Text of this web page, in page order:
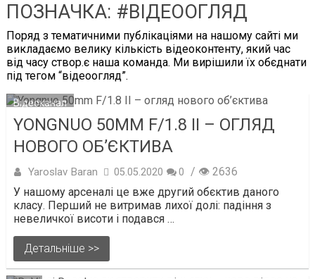
ПОЗНАЧКА: #ВІДЕООГЛЯД
Поряд з тематичними публікаціями на нашому сайті ми
викладаємо велику кількість відеоконтенту, який час
від часу створ.є наша команда. Ми вирішили їх обєднати
під тегом “відеоогляд”.
Відеоканал
YONGNUO 50MM F/1.8 II – ОГЛЯД
НОВОГО ОБ’ЄКТИВА
Yaroslav Baran 05.05.2020 0 / 👁 2636
У нашому арсеналі це вже другий обєктив даного
класу. Перший не витримав лихої долі: падіння з
невеличкої висоти і подався …
Детальніше >>